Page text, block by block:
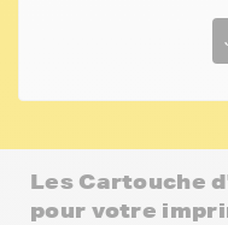
Les Cartouche
pour votre